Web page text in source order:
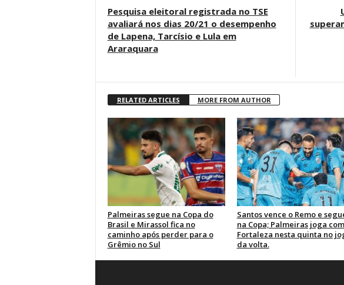
Pesquisa eleitoral registrada no TSE
avaliará nos dias 20/21 o desempenho
de Lapena, Tarcísio e Lula em
Araraquara
RELATED ARTICLES MORE FROM AUTHOR
Palmeiras segue na Copa do
Brasil e Mirassol fica no
caminho após perder para o
Grêmio no Sul
Santos vence o Remo e
na Copa; Palmeiras joga com
Fortaleza nesta quinta no
da volta.